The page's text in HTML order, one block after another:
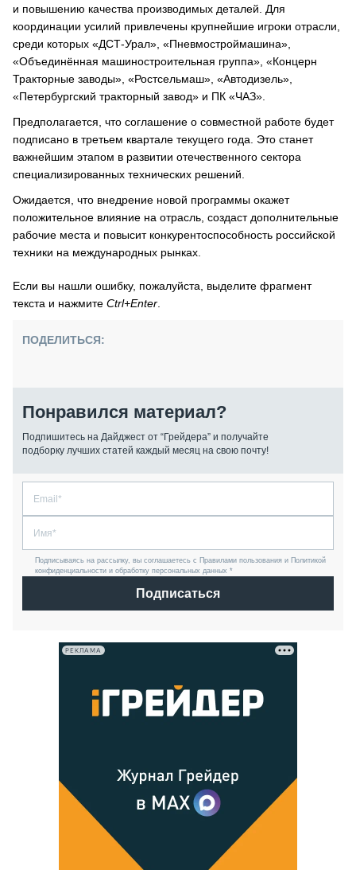
и повышению качества производимых деталей. Для
координации усилий привлечены крупнейшие игроки отрасли,
среди которых «ДСТ-Урал», «Пневмостроймашина»,
«Объединённая машиностроительная группа», «Концерн
Тракторные заводы», «Ростсельмаш», «Автодизель»,
«Петербургский тракторный завод» и ПК «ЧАЗ».
Предполагается, что соглашение о совместной работе будет
подписано в третьем квартале текущего года. Это станет
важнейшим этапом в развитии отечественного сектора
специализированных технических решений.
Ожидается, что внедрение новой программы окажет
положительное влияние на отрасль, создаст дополнительные
рабочие места и повысит конкурентоспособность российской
техники на международных рынках.
Если вы нашли ошибку, пожалуйста, выделите фрагмент
текста и нажмите Ctrl+Enter
ПОДЕЛИТЬСЯ:
Понравился материал?
Подпишитесь на Дайджест от “Грейдера” и получайте
подборку лучших статей каждый месяц на свою почту!
Подписываясь на рассылку, вы соглашаетесь с Правилами пользования и Политикой
конфиденциальности и обработку персональных данных *
Подписаться
РЕКЛАМА